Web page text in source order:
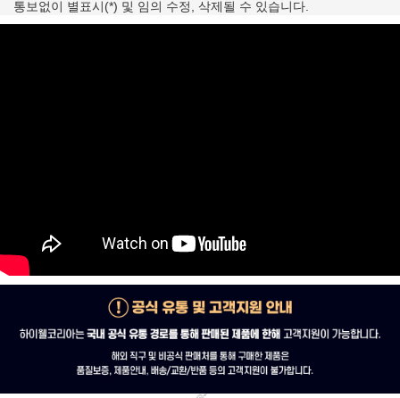
통보없이 별표시(*) 및 임의 수정, 삭제될 수 있습니다.